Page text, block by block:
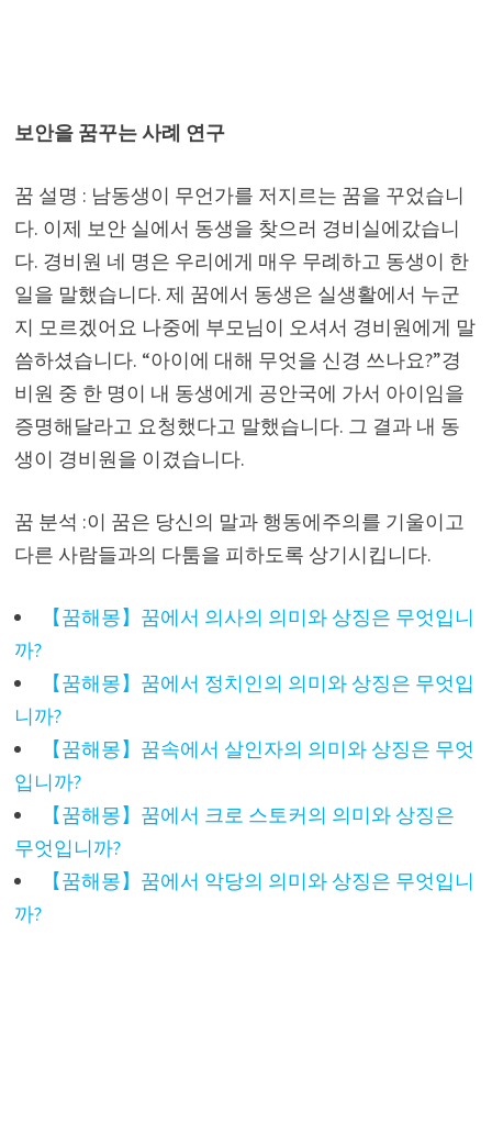
보안을 꿈꾸는 사례 연구
꿈 설명 : 남동생이 무언가를 저지르는 꿈을 꾸었습니
다. 이제 보안 실에서 동생을 찾으러 경비실에갔습니
다. 경비원 네 명은 우리에게 매우 무례하고 동생이 한
일을 말했습니다. 제 꿈에서 동생은 실생활에서 누군
지 모르겠어요 나중에 부모님이 오셔서 경비원에게 말
씀하셨습니다. “아이에 대해 무엇을 신경 쓰나요?”경
비원 중 한 명이 내 동생에게 공안국에 가서 아이임을
증명해달라고 요청했다고 말했습니다. 그 결과 내 동
생이 경비원을 이겼습니다.
꿈 분석 :이 꿈은 당신의 말과 행동에주의를 기울이고
다른 사람들과의 다툼을 피하도록 상기시킵니다.
【꿈해몽】꿈에서 의사의 의미와 상징은 무엇입니
까?
【꿈해몽】꿈에서 정치인의 의미와 상징은 무엇입
니까?
【꿈해몽】꿈속에서 살인자의 의미와 상징은 무엇
입니까?
【꿈해몽】꿈에서 크로 스토커의 의미와 상징은
무엇입니까?
【꿈해몽】꿈에서 악당의 의미와 상징은 무엇입니
까?